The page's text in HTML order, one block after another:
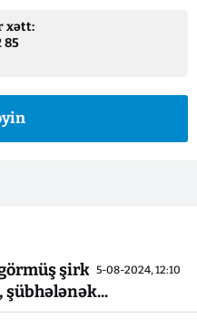
xətt:
85
5-08-2024, 12:10
şirkətlə yenidən
şübhələnək...